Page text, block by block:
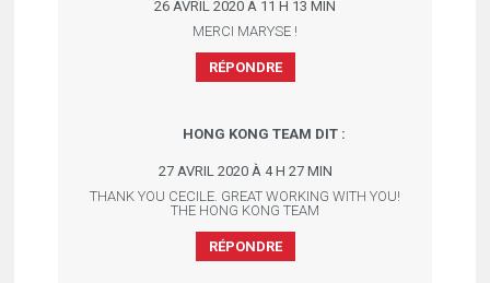
26 AVRIL 2020 À 11 H 13 MIN
MERCI MARYSE !
RÉPONDRE
HONG KONG TEAM DIT :
27 AVRIL 2020 À 4 H 27 MIN
THANK YOU CECILE. GREAT WORKING WITH YOU!
THE HONG KONG TEAM
RÉPONDRE